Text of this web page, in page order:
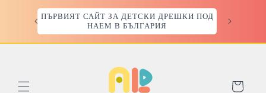
съдържанието
ПЪРВИЯТ САЙТ ЗА ДЕТСКИ ДРЕШКИ ПОД
НАЕМ В БЪЛГАРИЯ
Количка